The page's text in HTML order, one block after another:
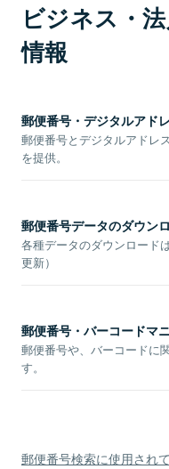
ビジネス・
情報
郵便番号・デジタルアド
郵便番号とデジタルアドレ
を提供。
郵便番号データのダウン
各種データのダウンロード
更新）
郵便番号・バーコードマ
郵便番号や、バーコードに
す。
郵便番号検索に使用され